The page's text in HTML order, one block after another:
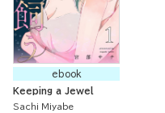
ebook
Keeping a Jewel
Sachi Miyabe